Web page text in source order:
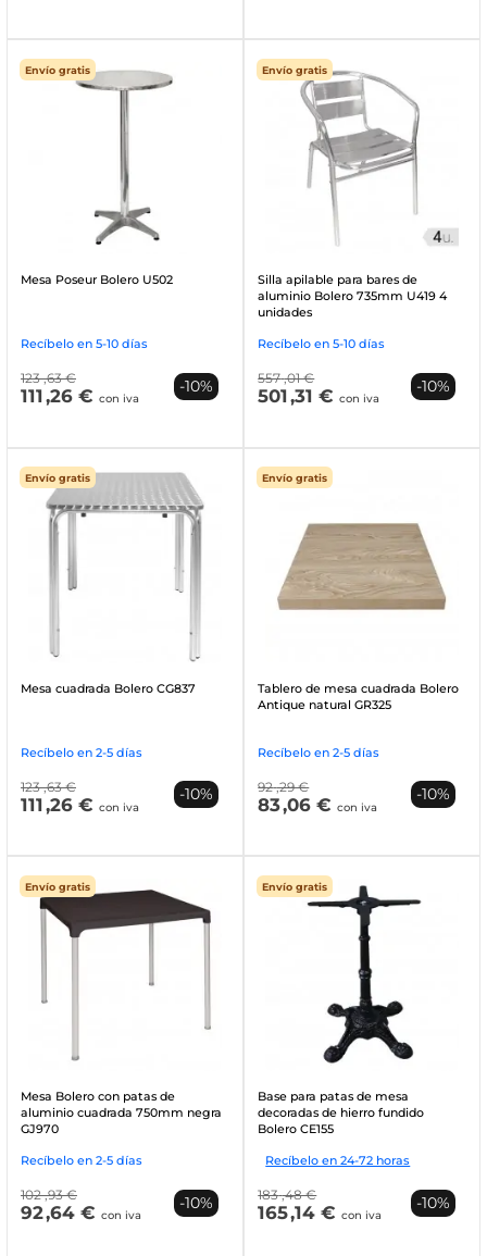
Envío gratis
Mesa Poseur Bolero U502
Recíbelo en 5-10 días
123 ,63 €
111,26 € con iva
-10%
Envío gratis
Silla apilable para bares de
aluminio Bolero 735mm U419 4
unidades
Recíbelo en 5-10 días
557 ,01 €
501,31 € con iva
-10%
Envío gratis
Mesa cuadrada Bolero CG837
Recíbelo en 2-5 días
123 ,63 €
111,26 € con iva
-10%
Envío gratis
Tablero de mesa cuadrada Bolero
Antique natural GR325
Recíbelo en 2-5 días
92 ,29 €
83,06 € con iva
-10%
Envío gratis
Mesa Bolero con patas de
aluminio cuadrada 750mm negra
GJ970
Recíbelo en 2-5 días
102 ,93 €
92,64 € con iva
-10%
Envío gratis
Base para patas de mesa
decoradas de hierro fundido
Bolero CE155
Recíbelo en 24-72 horas
183 ,48 €
165,14 € con iva
-10%